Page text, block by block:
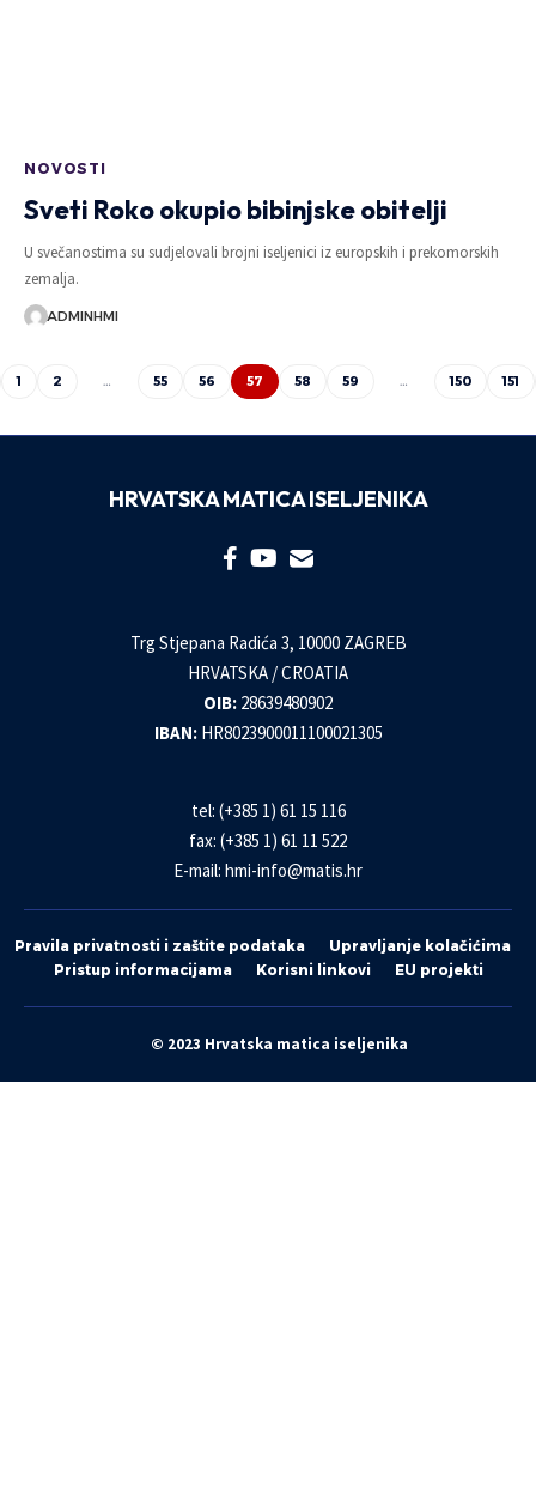
NOVOSTI
Sveti Roko okupio bibinjske obitelji
U svečanostima su sudjelovali brojni iseljenici iz europskih i prekomorskih
zemalja.
ADMINHMI
1 2 … 55 56 57 58 59 … 150 151
HRVATSKA MATICA ISELJENIKA
Trg Stjepana Radića 3, 10000 ZAGREB
HRVATSKA / CROATIA
OIB: 28639480902
IBAN: HR8023900011100021305
tel: (+385 1) 61 15 116
fax: (+385 1) 61 11 522
E-mail: hmi-info@matis.hr
Pravila privatnosti i zaštite podataka
Upravljanje kolačićima
Pristup informacijama
Korisni linkovi EU projekti
© 2023 Hrvatska matica iseljenika